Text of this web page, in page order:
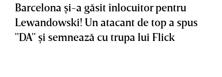
Barcelona şi-a găsit înlocuitor pentru
Lewandowski! Un atacant de top a spus
"DA" şi semnează cu trupa lui Flick